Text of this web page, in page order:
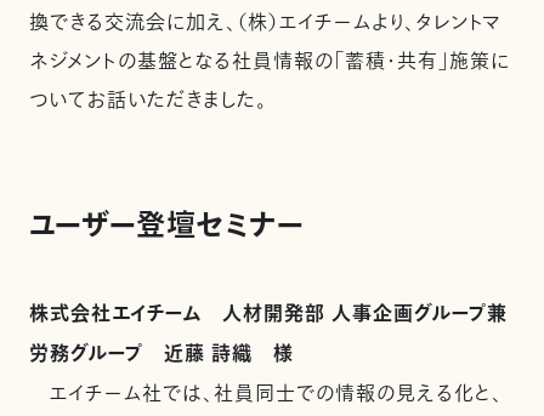
換できる交流会に加え、（株）エイチームより、タレントマ
ネジメントの基盤となる社員情報の「蓄積・共有」施策に
ついてお話いただきました。
ユーザー登壇セミナー
株式会社エイチーム 人材開発部 人事企画グループ兼
労務グループ 近藤 詩織 様
エイチーム社では、社員同士での情報の見える化と、